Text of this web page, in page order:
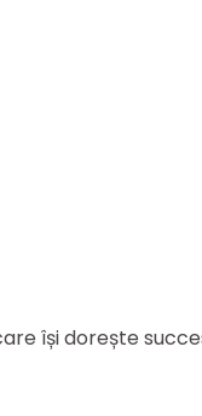
își dorește